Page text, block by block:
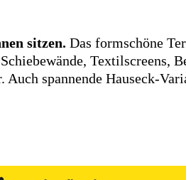
sitzen. Das formschöne
Textilscreens,
Auch spannende Hauseck-